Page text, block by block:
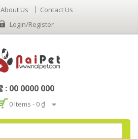
About Us
Contact Us
Login/Register
: 00 0000 000
0 Items - 0 ₫